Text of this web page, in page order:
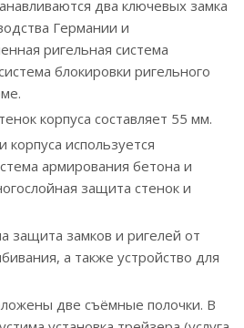
два ключевых замка
Германии и
ригельная система
блокировки ригельного
корпуса составляет 55 мм.
используется
армирования бетона и
защита стенок и
защита замков и ригелей от
а также устройство для
две съёмные полочки. В